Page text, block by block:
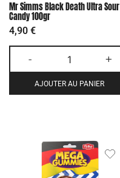
Mr Simms Black Death Ultra Sour
Candy 100gr
4,90 €
- +
AJOUTER AU PANIER